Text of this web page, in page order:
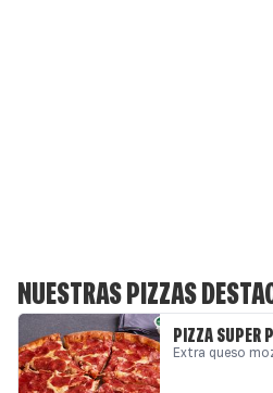
NUESTRAS PIZZAS
PIZZA SUPER
Extra queso